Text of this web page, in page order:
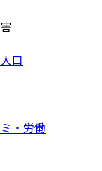
口
・労働